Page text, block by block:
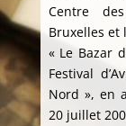
Centre
Bruxelles et
« Le Bazar
Festival
Nord », en
20 juillet